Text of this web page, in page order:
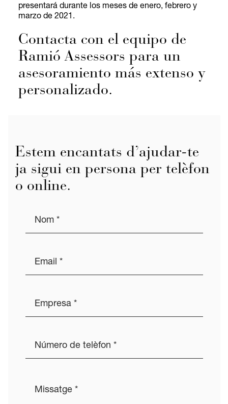
presentará durante los meses de enero, febrero y
marzo de 2021.
Contacta con el equipo de
Ramió Assessors para un
asesoramiento más extenso y
personalizado.
Estem encantats d’ajudar-te
ja sigui en persona per telèfon
o online.